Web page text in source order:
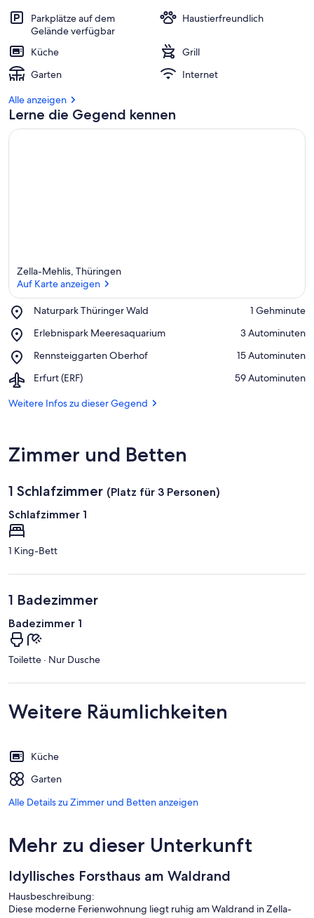
Parkplätze auf dem
Gelände verfügbar
Haustierfreundlich
Küche
Grill
Garten
Internet
Alle anzeigen
Lerne die Gegend kennen
Zella-Mehlis, Thüringen
Auf Karte anzeigen
Naturpark Thüringer Wald
Place,
Thüringer
‪1 Gehminute‬
Erlebnispark Meeresaquarium
Place,
Meeresaquarium
‪3 Autominuten‬
Rennsteiggarten Oberhof
Place,
Oberhof
‪15 Autominuten‬
Erfurt (ERF)
Airport,
(ERF)
‪59 Autominuten‬
Weitere Infos zu dieser Gegend
Zimmer und Betten
1 Schlafzimmer (Platz für 3 Personen)
Schlafzimmer 1
1 King-Bett
1 Badezimmer
Badezimmer 1
Toilette · Nur Dusche
Weitere Räumlichkeiten
Küche
Garten
Alle Details zu Zimmer und Betten anzeigen
Mehr zu dieser Unterkunft
Idyllisches Forsthaus am Waldrand
Hausbeschreibung:
Diese moderne Ferienwohnung liegt ruhig am Waldrand in Zella-